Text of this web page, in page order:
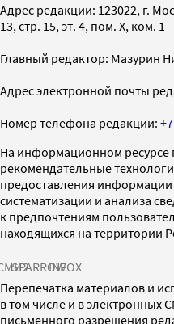
Адрес редакции: 123022, г.
13, стр. 15, эт. 4, пом. X, ком. 1
Главный редактор: Мазурин
Адрес электронной почты
Номер телефона редакции:
На информационном ресурсе
рекомендательные
предоставления информации
систематизации и анализа
к предпочтениям
находящихся на территории
SPARROWINFOX
Перепечатка материалов и
в том числе и в электронных
письменного разрешения